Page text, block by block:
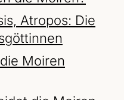
Atropos: Die
Moiren